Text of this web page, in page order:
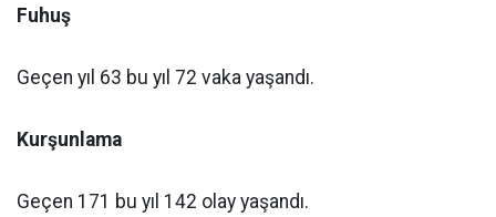
Fuhuş
Geçen yıl 63 bu yıl 72 vaka yaşandı.
Kurşunlama
Geçen 171 bu yıl 142 olay yaşandı.